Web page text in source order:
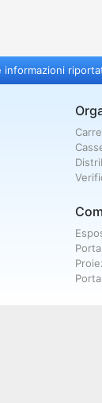
informazioni